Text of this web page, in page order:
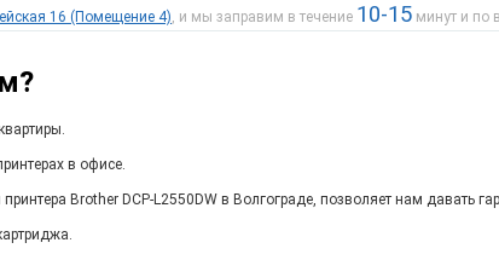
16 (Помещение 4), и мы заправим в течение 10-15 минут и по
в офисе.
Brother DCP-L2550DW в Волгограде, позволяет нам давать